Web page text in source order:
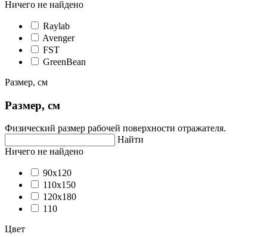
Ничего не найдено
Raylab
Avenger
FST
GreenBean
Размер, см
Размер, см
Физический размер рабочей поверхности отражателя.
Найти
Ничего не найдено
90х120
110х150
120x180
110
Цвет